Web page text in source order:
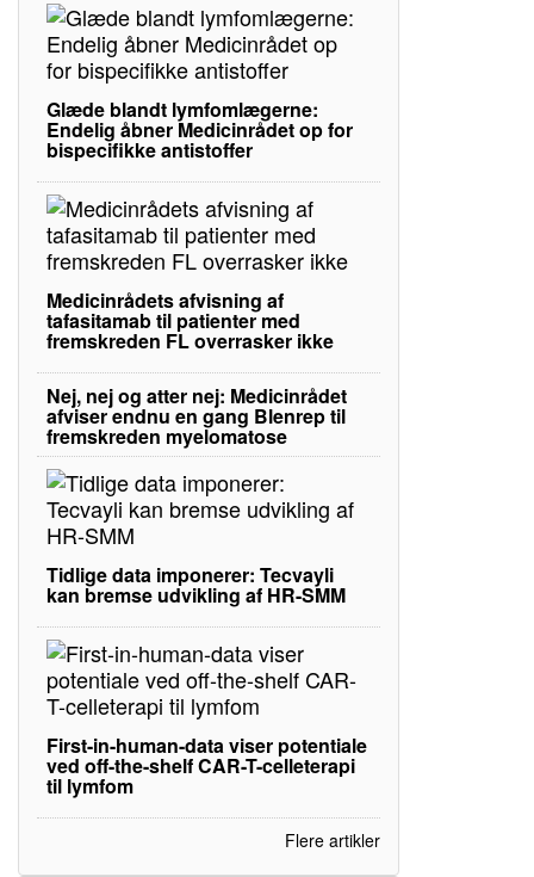
Glæde blandt lymfomlægerne:
Endelig åbner Medicinrådet op for
bispecifikke antistoffer
Medicinrådets afvisning af
tafasitamab til patienter med
fremskreden FL overrasker ikke
Nej, nej og atter nej: Medicinrådet
afviser endnu en gang Blenrep til
fremskreden myelomatose
Tidlige data imponerer: Tecvayli
kan bremse udvikling af HR-SMM
First-in-human-data viser potentiale
ved off-the-shelf CAR-T-celleterapi
til lymfom
Flere artikler